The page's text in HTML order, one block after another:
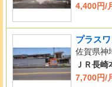
4,400円/
プラス
佐賀県神
ＪＲ長
7,700円/